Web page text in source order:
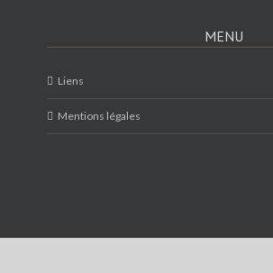
MENU
Liens
Mentions légales